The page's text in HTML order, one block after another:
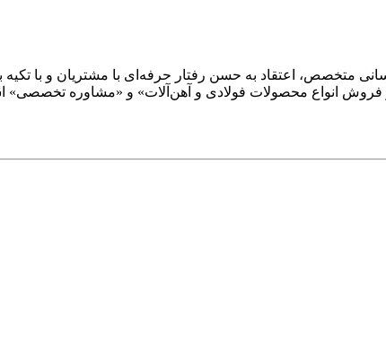
نیروی انسانی متخصص، اعتقاد به حسن رفتار حرفه‌ای با مشتریان و
و فروش انواع محصولات فولادی و آهن‌آلات» و «مشاوره